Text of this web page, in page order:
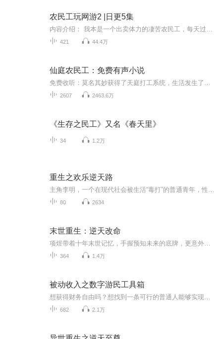
农民工玩网游2 |日更5集
421 44.4万
仙庭农民工：免费有声小说
2607 2463.6万
《生存之民工》又名《春天里》
34 1.2万
重生之欢乐逆天路
80 2634
末世重生：逆天改命
364 1.4万
被动收入之数字游民工具箱
682 2.1万